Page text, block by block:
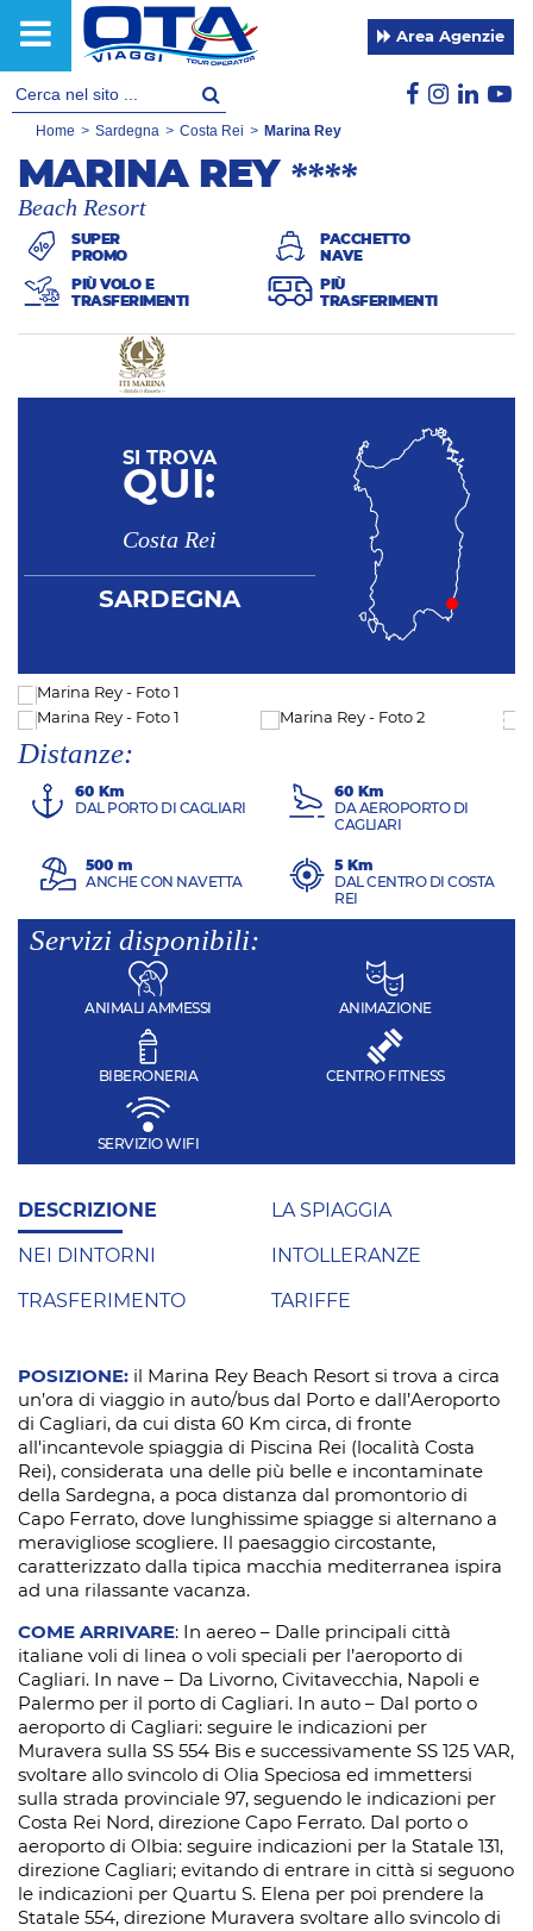
Area Agenzie
Home > Sardegna > Costa Rei > Marina Rey
MARINA REY ****
Beach Resort
SUPER
PROMO
PACCHETTO
NAVE
PIÙ VOLO E
TRASFERIMENTI
PIÙ
TRASFERIMENTI
SI TROVA
QUI:
Costa Rei
SARDEGNA
Distanze:
60 Km
DAL PORTO DI CAGLIARI
60 Km
DA AEROPORTO DI
CAGLIARI
500 m
ANCHE CON NAVETTA
5 Km
DAL CENTRO DI COSTA
REI
Servizi disponibili:
ANIMALI AMMESSI ANIMAZIONE
BIBERONERIA CENTRO FITNESS
SERVIZIO WIFI
DESCRIZIONE LA SPIAGGIA
NEI DINTORNI INTOLLERANZE
TRASFERIMENTO TARIFFE
POSIZIONE: il Marina Rey Beach Resort si trova a circa
un’ora di viaggio in auto/bus dal Porto e dall’Aeroporto
di Cagliari, da cui dista 60 Km circa, di fronte
all'incantevole spiaggia di Piscina Rei (località Costa
Rei), considerata una delle più belle e incontaminate
della Sardegna, a poca distanza dal promontorio di
Capo Ferrato, dove lunghissime spiagge si alternano a
meravigliose scogliere. Il paesaggio circostante,
caratterizzato dalla tipica macchia mediterranea ispira
ad una rilassante vacanza.
COME ARRIVARE: In aereo – Dalle principali città
italiane voli di linea o voli speciali per l’aeroporto di
Cagliari. In nave – Da Livorno, Civitavecchia, Napoli e
Palermo per il porto di Cagliari. In auto – Dal porto o
aeroporto di Cagliari: seguire le indicazioni per
Muravera sulla SS 554 Bis e successivamente SS 125 VAR,
svoltare allo svincolo di Olia Speciosa ed immettersi
sulla strada provinciale 97, seguendo le indicazioni per
Costa Rei Nord, direzione Capo Ferrato. Dal porto o
aeroporto di Olbia: seguire indicazioni per la Statale 131,
direzione Cagliari; evitando di entrare in città si seguono
le indicazioni per Quartu S. Elena per poi prendere la
Statale 554, direzione Muravera svoltare allo svincolo di